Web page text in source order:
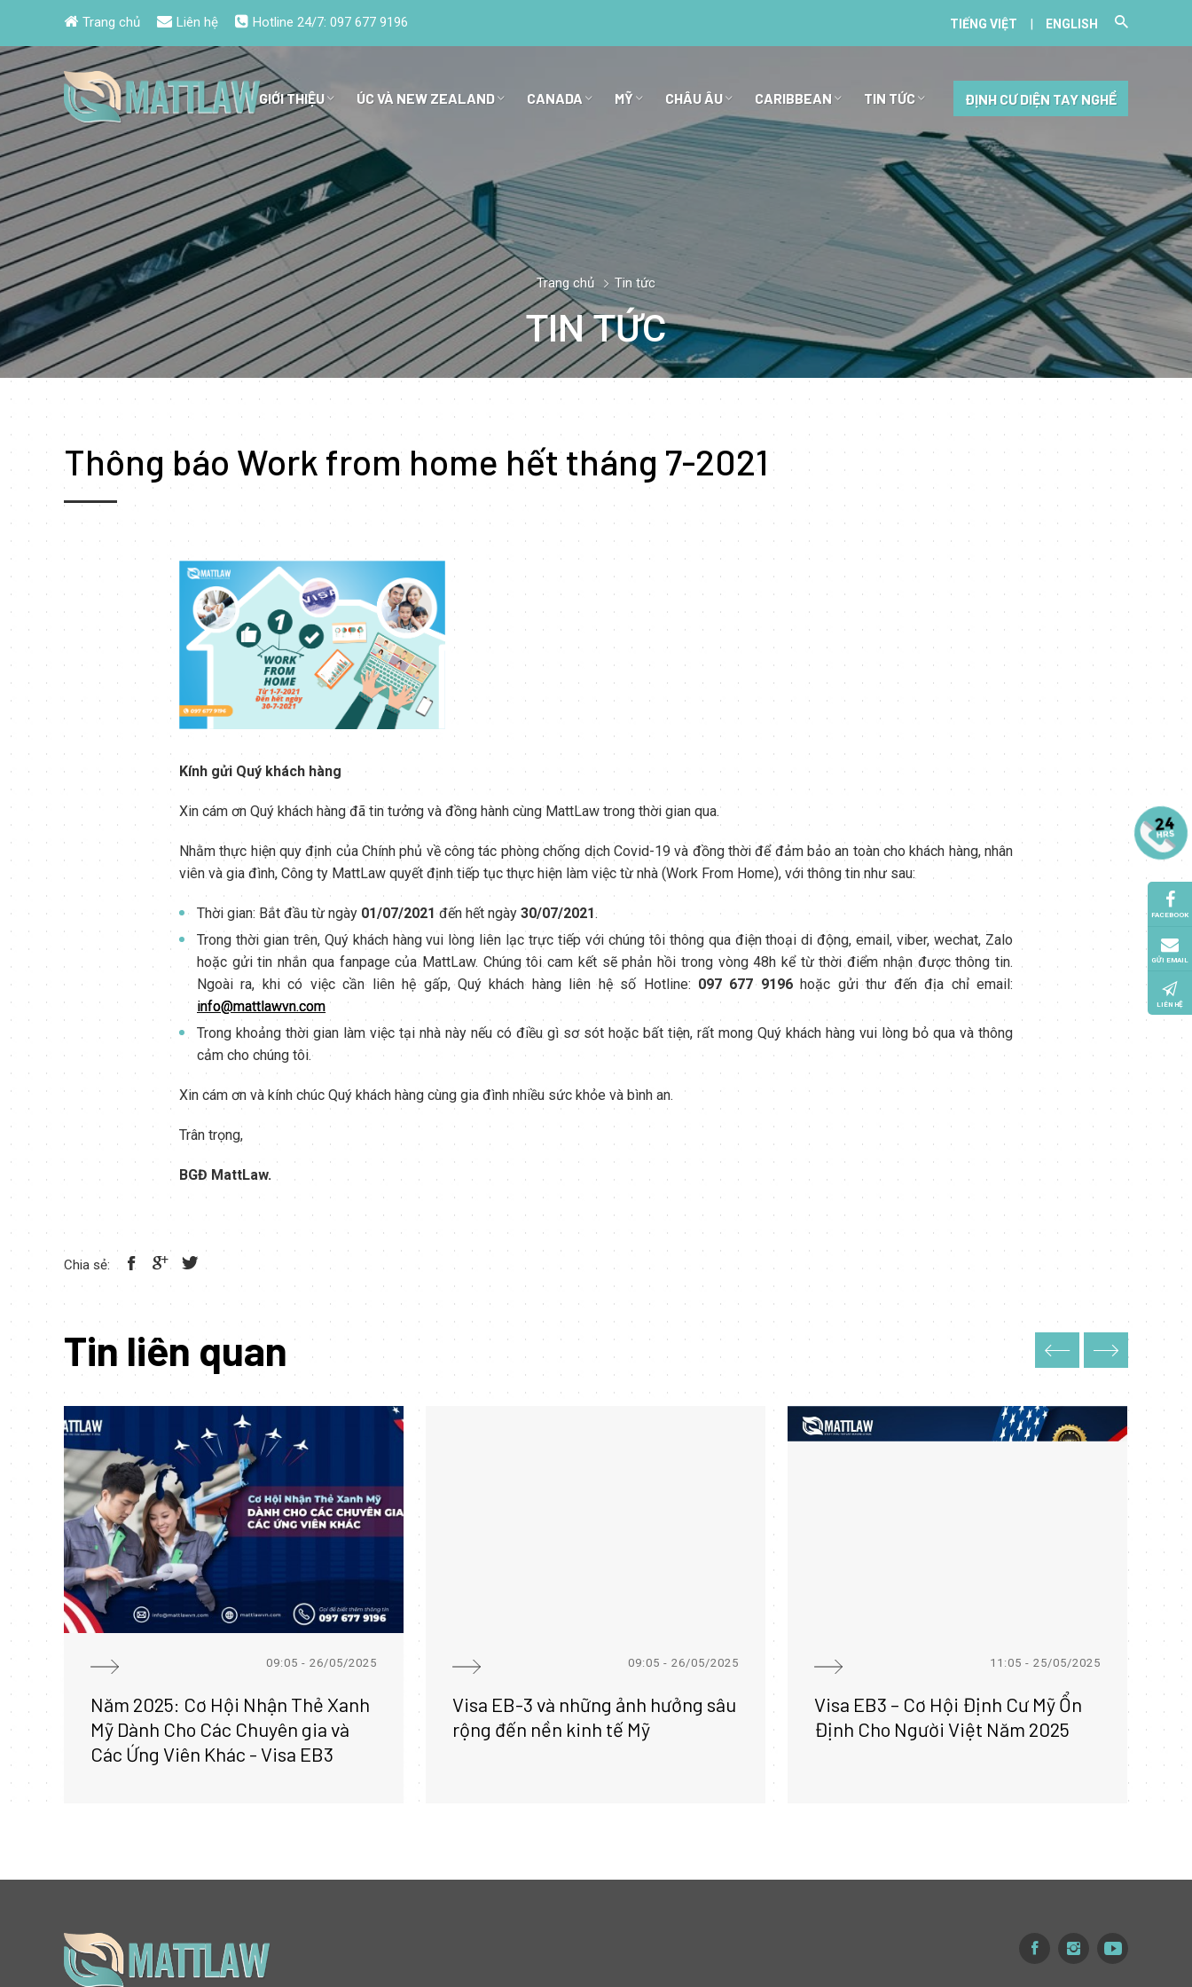
Trang chủ Liên hệ Hotline 24/7: 097 677 9196 TIẾNG VIỆT | ENGLISH
GIỚI THIỆU ÚC VÀ NEW ZEALAND CANADA MỸ CHÂU ÂU CARIBBEAN TIN TỨC ĐỊNH CƯ DIỆN TAY NGHỀ
Trang chủ Tin tức
TIN TỨC
Thông báo Work from home hết tháng 7-2021
Kính gửi Quý khách hàng
Xin cám ơn Quý khách hàng đã tin tưởng và đồng hành cùng MattLaw trong thời gian qua.
Nhằm thực hiện quy định của Chính phủ về công tác phòng chống dịch Covid-19 và đồng thời để đảm bảo an toàn cho khách hàng, nhân
viên và gia đình, Công ty MattLaw quyết định tiếp tục thực hiện làm việc từ nhà (Work From Home), với thông tin như sau:
Thời gian: Bắt đầu từ ngày 01/07/2021 đến hết ngày 30/07/2021.
Trong thời gian trên, Quý khách hàng vui lòng liên lạc trực tiếp với chúng tôi thông qua điện thoại di động, email, viber, wechat, Zalo
hoặc gửi tin nhắn qua fanpage của MattLaw. Chúng tôi cam kết sẽ phản hồi trong vòng 48h kể từ thời điểm nhận được thông tin.
Ngoài ra, khi có việc cần liên hệ gấp, Quý khách hàng liên hệ số Hotline: 097 677 9196hoặc gửi thư đến địa chỉ email:
info@mattlawvn.com
Trong khoảng thời gian làm việc tại nhà này nếu có điều gì sơ sót hoặc bất tiện, rất mong Quý khách hàng vui lòng bỏ qua và thông
cảm cho chúng tôi.
Xin cám ơn và kính chúc Quý khách hàng cùng gia đình nhiều sức khỏe và bình an.
Trân trọng,
BGĐ MattLaw.
Chia sẻ:
Tin liên quan
09:05 - 26/05/2025
Năm 2025: Cơ Hội Nhận Thẻ Xanh
Mỹ Dành Cho Các Chuyên gia và
Các Ứng Viên Khác - Visa EB3
09:05 - 26/05/2025
Visa EB-3 và những ảnh hưởng sâu
rộng đến nền kinh tế Mỹ
11:05 - 25/05/2025
Visa EB3 – Cơ Hội Định Cư Mỹ Ổn
Định Cho Người Việt Năm 2025
FACEBOOK
GỬI EMAIL
LIÊN HỆ